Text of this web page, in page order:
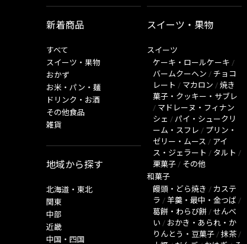
新着商品
すべて
スイーツ・果物
おかず
お米・パン・麺
ドリンク・お酒
その他食品
雑貨
地域から探す
北海道・東北
関東
中部
近畿
中国・四国
スイーツ・果物
スイーツ
ケーキ・ロールケーキ /
バームクーヘン / チョコ
レート / マカロン / 焼き
菓子・クッキー・サブレ
/ マドレーヌ・フィナン
シェ / パイ・シュークリ
ーム・スフレ / プリン・
ゼリー・ムース / アイ
ス・ジェラート / タルト /
栗菓子 / その他
和菓子
饅頭・どら焼き / カステ
ラ / 羊羹・最中・金つば /
葛餅・わらび餅 / せんべ
い / おかき・あられ・か
りんとう・豆菓子 / 抹茶 /